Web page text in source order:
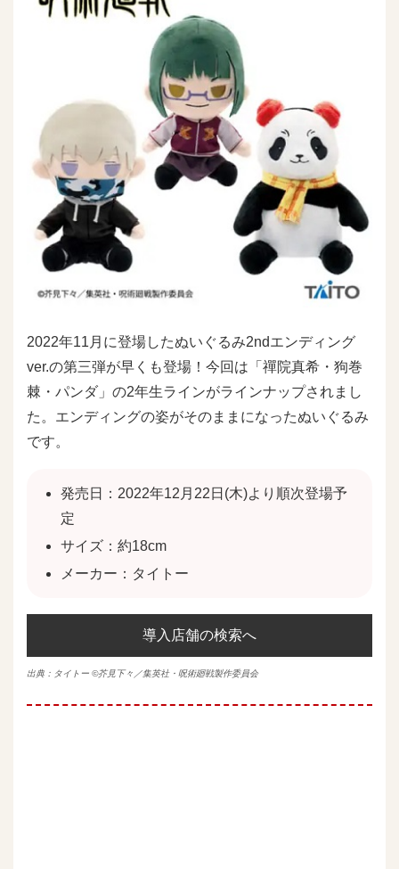
2022年11月に登場したぬいぐるみ2ndエンディング
ver.の第三弾が早くも登場！今回は「禪院真希・狗巻
棘・パンダ」の2年生ラインがラインナップされまし
た。エンディングの姿がそのままになったぬいぐるみ
です。
発売日：2022年12月22日(木)より順次登場予
定
サイズ：約18cm
メーカー：タイトー
導入店舗の検索へ
出典： タイトー ©芥見下々／集英社・呪術廻戦製作委員会